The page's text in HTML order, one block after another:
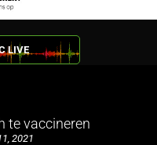
LIVE
te vaccineren
2021